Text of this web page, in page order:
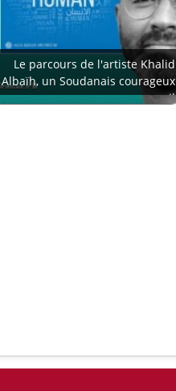
Le parcours de l'artiste Khalid
Albaïh, un Soudanais courageux
en exil